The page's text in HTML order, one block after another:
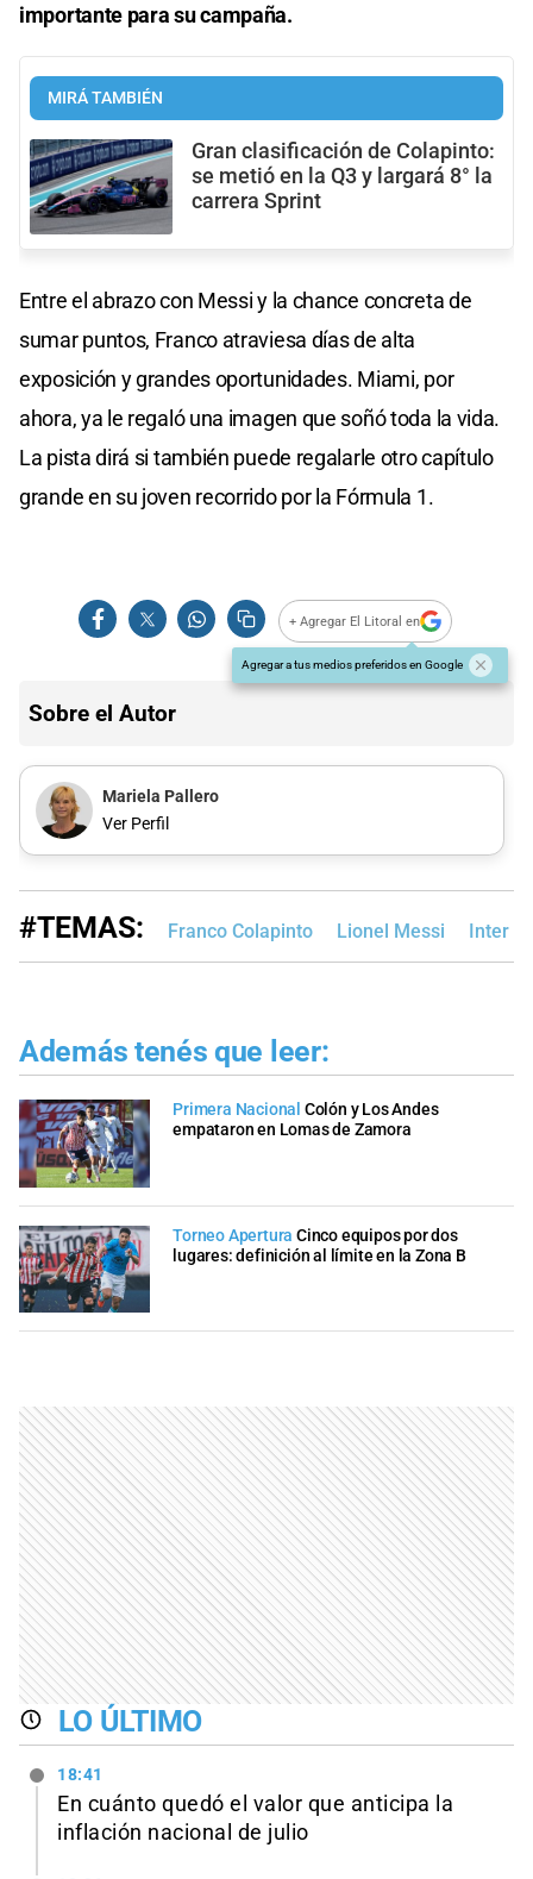
importante para su campaña.
MIRÁ TAMBIÉN
Gran clasificación de Colapinto:
se metió en la Q3 y largará 8° la
carrera Sprint
Entre el abrazo con Messi y la chance concreta de
sumar puntos, Franco atraviesa días de alta
exposición y grandes oportunidades. Miami, por
ahora, ya le regaló una imagen que soñó toda la vida.
La pista dirá si también puede regalarle otro capítulo
grande en su joven recorrido por la Fórmula 1.
+ Agregar El Litoral en
Agregar a tus medios preferidos en Google
Sobre el Autor
Mariela Pallero
Ver Perfil
#TEMAS: Franco Colapinto Lionel Messi Inter
Además tenés que leer:
Primera Nacional Colón y Los Andes
empataron en Lomas de Zamora
Torneo Apertura Cinco equipos por dos
lugares: definición al límite en la Zona B
LO ÚLTIMO
18:41
En cuánto quedó el valor que anticipa la
inflación nacional de julio